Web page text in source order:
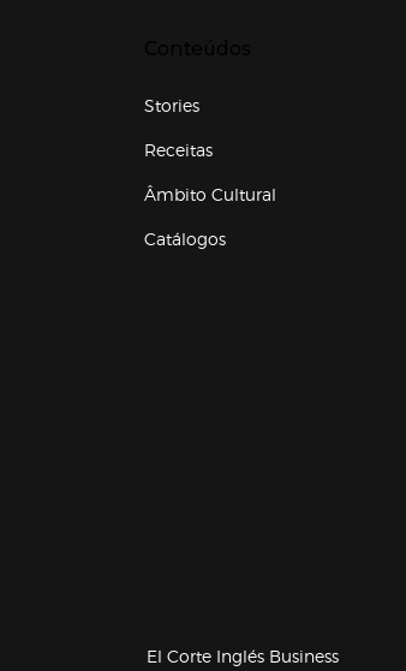
Stories
Receitas
Âmbito Cultural
Catálogos
El Corte Inglés Business